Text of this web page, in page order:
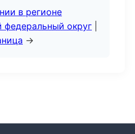
в регионе
федеральный округ
→